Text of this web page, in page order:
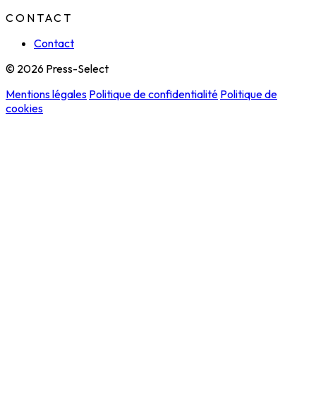
CONTACT
Contact
© 2026 Press-Select
Mentions légales Politique de confidentialité Politique de
cookies